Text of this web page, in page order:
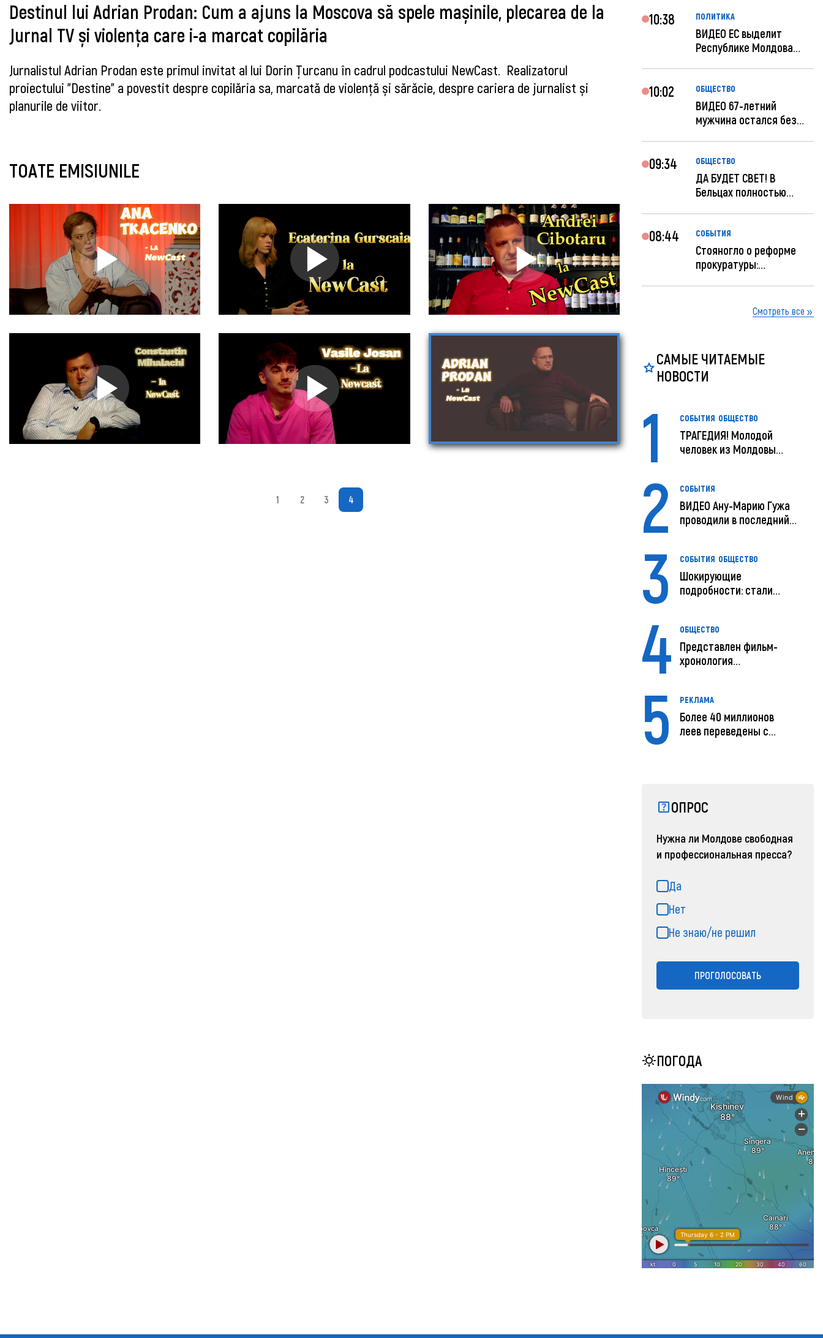
Destinul lui Adrian Prodan: Cum a ajuns la Moscova să spele mașinile, plecarea de la
Jurnal TV și violența care i-a marcat copilăria
Jurnalistul Adrian Prodan este primul invitat al lui Dorin Țurcanu în cadrul podcastului NewCast. Realizatorul
proiectului ”Destine” a povestit despre copilăria sa, marcată de violență și sărăcie, despre cariera de jurnalist și
planurile de viitor.
TOATE EMISIUNILE
1 2 3 4
10:38 ПОЛИТИКА
ВИДЕО ЕС выделит
Республике Молдова
10:02 ОБЩЕСТВО
ВИДЕО 67-летний
мужчина остался без
09:34 ОБЩЕСТВО
ДА БУДЕТ СВЕТ! В
Бельцах полностью
08:44 СОБЫТИЯ
Стояногло о реформе
прокуратуры:
Смотреть все
САМЫЕ ЧИТАЕМЫЕ
НОВОСТИ
1 СОБЫТИЯ ОБЩЕСТВО
ТРАГЕДИЯ! Молодой
человек из Молдовы
2 СОБЫТИЯ
ВИДЕО Ану-Марию Гужа
проводили в последний
3 СОБЫТИЯ ОБЩЕСТВО
Шокирующие
подробности: стали
4 ОБЩЕСТВО
Представлен фильм-
хронология
5 РЕКЛАМА
Более 40 миллионов
леев переведены с
ОПРОС
Нужна ли Молдове свободная
и профессиональная пресса?
Да
Нет
Не знаю/не решил
ПРОГОЛОСОВАТЬ
ПОГОДА